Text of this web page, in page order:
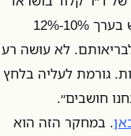
מאוניברסיטת לואיזיאנה. הוא הראה שיש בערך 10%-12%
לא עושה רע
גורמת לעליה בלחץ
חושבים״.
. במחקר הזה הוא